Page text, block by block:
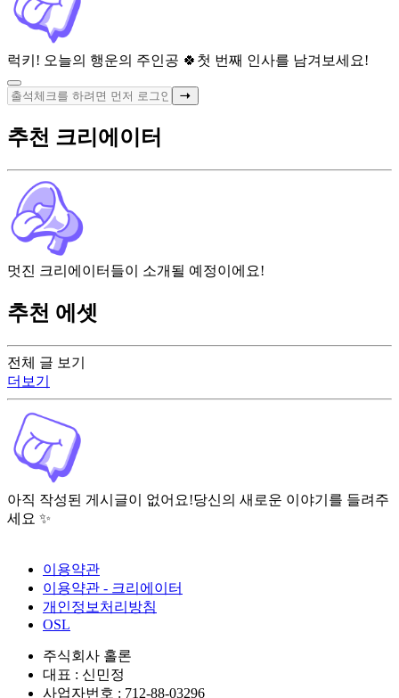
럭키! 오늘의 행운의 주인공 🍀 첫 번째 인사를 남겨보세요!
전체 글 보기
더보기
아직 작성된 게시글이 없어요!당신의 새로운 이야기를 들려주
세요 ✨
추천 크리에이터
멋진 크리에이터들이 소개될 예정이에요!
추천 에셋
이용약관
이용약관 - 크리에이터
개인정보처리방침
OSL
주식회사 홀론
대표 : 신민정
사업자번호 : 712-88-03296